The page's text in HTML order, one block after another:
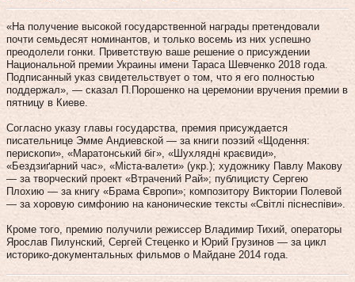
«На получение высокой государственной награды претендовали
почти семьдесят номинантов, и только восемь из них успешно
преодолели гонки. Приветствую ваше решение о присуждении
Национальной премии Украины имени Тараса Шевченко 2018 года.
Подписанный указ свидетельствует о том, что я его полностью
поддержал», — сказал П.Порошенко на церемонии вручения премии в
пятницу в Киеве.
Согласно указу главы государства, премия присуждается
писательнице Эмме Андиевской — за книги поэзий «Щодення:
перископи», «Маратонський біг», «Шухлядні краєвиди»,
«Бездзиґарний час», «Міста-валети» (укр.); художнику Павлу Макову
— за творческий проект «Втрачений Рай»; публицисту Сергею
Плохию — за книгу «Брама Європи»; композитору Виктории Полевой
— за хоровую симфонию на канонические тексты «Світлі піснеспіви».
Кроме того, премию получили режиссер Владимир Тихий, операторы
Ярослав Пилунский, Сергей Стеценко и Юрий Грузинов — за цикл
историко-документальных фильмов о Майдане 2014 года.